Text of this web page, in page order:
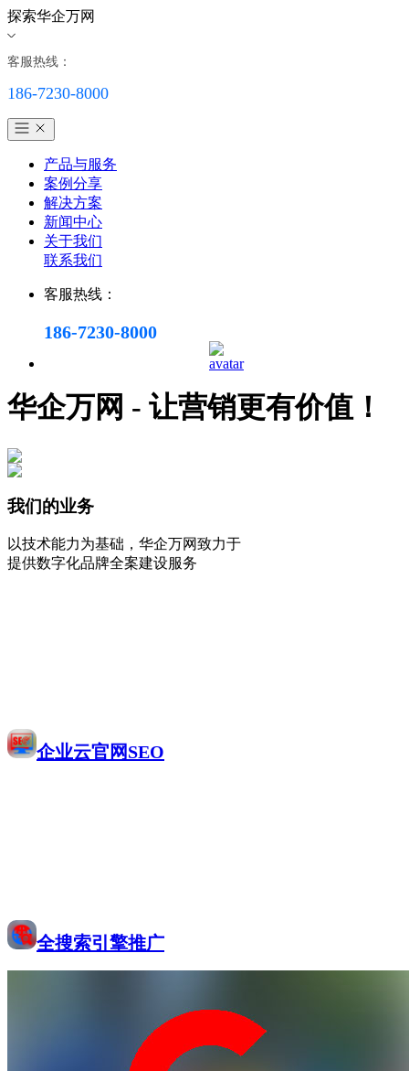
探索华企万网
客服热线：
186-7230-8000
产品与服务
案例分享
解决方案
新闻中心
关于我们
联系我们
客服热线：
186-7230-8000
华企万网 - 让营销更有价值！
我们的业务
以技术能力为基础，华企万网致力于
提供数字化品牌全案建设服务
企业云官网SEO
全搜索引擎推广